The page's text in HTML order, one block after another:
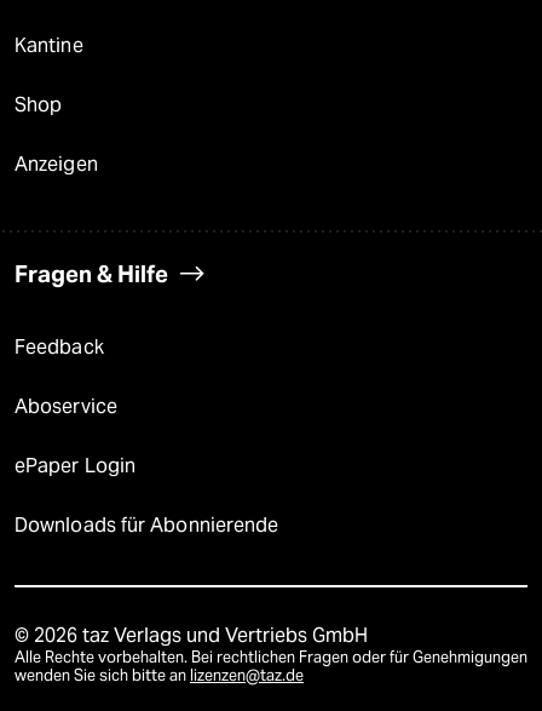
Kantine
Shop
Anzeigen
Fragen & Hilfe
Feedback
Aboservice
ePaper Login
Downloads für Abonnierende
© 2026 taz Verlags und Vertriebs GmbH
Alle Rechte vorbehalten. Bei rechtlichen Fragen oder für Genehmigungen
wenden Sie sich bitte an lizenzen@taz.de